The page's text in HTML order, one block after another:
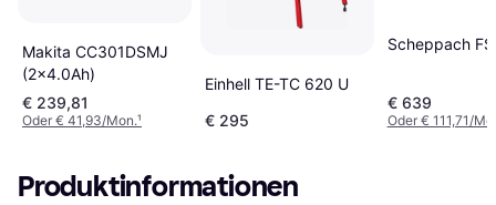
Makita CC301DSMJ
(2x4.0Ah)
€ 239,81
Oder € 41,93/Mon.¹
Einhell TE-TC 620 U
€ 295
Scheppach
€ 639
Oder € 111,71/
Produktinformationen